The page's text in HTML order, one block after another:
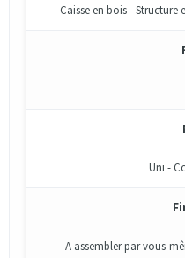
Caisse en bois -
Uni -
A assembler par vous-